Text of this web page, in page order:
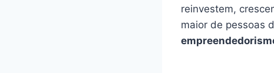
reinvestem,
maior de pessoas